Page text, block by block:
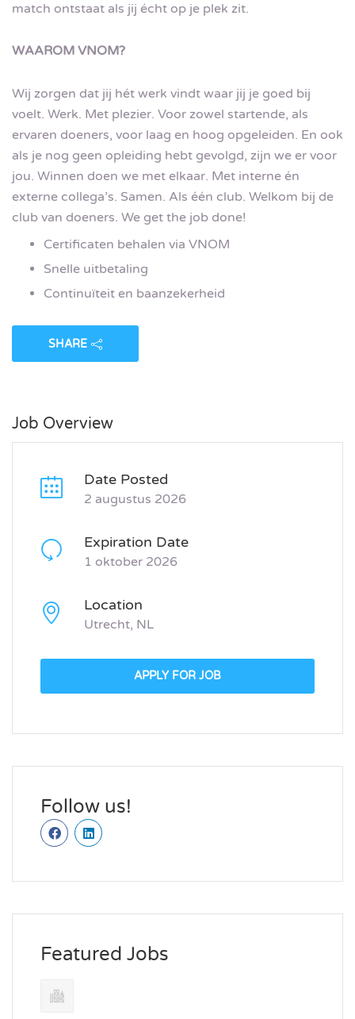
match ontstaat als jij écht op je plek zit.
WAAROM VNOM?
Wij zorgen dat jij hét werk vindt waar jij je goed bij
voelt. Werk. Met plezier. Voor zowel startende, als
ervaren doeners, voor laag en hoog opgeleiden. En ook
als je nog geen opleiding hebt gevolgd, zijn we er voor
jou. Winnen doen we met elkaar. Met interne én
externe collega’s. Samen. Als één club. Welkom bij de
club van doeners. We get the job done!
Certificaten behalen via VNOM
Snelle uitbetaling
Continuïteit en baanzekerheid
SHARE
Job Overview
Date Posted
2 augustus 2026
Expiration Date
1 oktober 2026
Location
Utrecht, NL
APPLY FOR JOB
Follow us!
Featured Jobs